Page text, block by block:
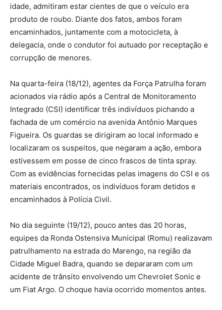
idade, admitiram estar cientes de que o veículo era
produto de roubo. Diante dos fatos, ambos foram
encaminhados, juntamente com a motocicleta, à
delegacia, onde o condutor foi autuado por receptação e
corrupção de menores.
Na quarta-feira (18/12), agentes da Força Patrulha foram
acionados via rádio após a Central de Monitoramento
Integrado (CSI) identificar três indivíduos pichando a
fachada de um comércio na avenida Antônio Marques
Figueira. Os guardas se dirigiram ao local informado e
localizaram os suspeitos, que negaram a ação, embora
estivessem em posse de cinco frascos de tinta spray.
Com as evidências fornecidas pelas imagens do CSI e os
materiais encontrados, os indivíduos foram detidos e
encaminhados à Polícia Civil.
No dia seguinte (19/12), pouco antes das 20 horas,
equipes da Ronda Ostensiva Municipal (Romu) realizavam
patrulhamento na estrada do Marengo, na região da
Cidade Miguel Badra, quando se depararam com um
acidente de trânsito envolvendo um Chevrolet Sonic e
um Fiat Argo. O choque havia ocorrido momentos antes.